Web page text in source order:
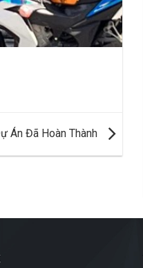
Án Đã Hoàn Thành